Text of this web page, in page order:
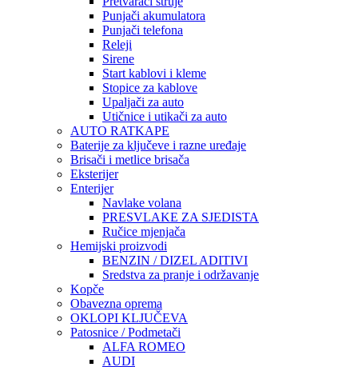
Punjači akumulatora
Punjači telefona
Releji
Sirene
Start kablovi i kleme
Stopice za kablove
Upaljači za auto
Utičnice i utikači za auto
AUTO RATKAPE
Baterije za ključeve i razne uređaje
Brisači i metlice brisača
Eksterijer
Enterijer
Navlake volana
PRESVLAKE ZA SJEDISTA
Ručice mjenjača
Hemijski proizvodi
BENZIN / DIZEL ADITIVI
Sredstva za pranje i održavanje
Kopče
Obavezna oprema
OKLOPI KLJUČEVA
Patosnice / Podmetači
ALFA ROMEO
AUDI